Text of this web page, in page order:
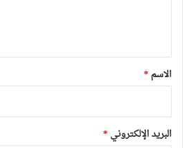
*
الاسم *
البريد الإلكتروني *